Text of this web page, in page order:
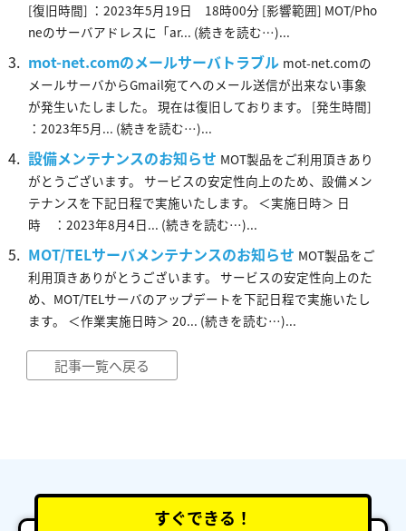
[復旧時間] ：2023年5月19日 18時00分 [影響範囲] MOT/Pho
neのサーバアドレスに「ar... (続きを読む…)...
mot-net.comのメールサーバトラブル mot-net.comの
メールサーバからGmail宛てへのメール送信が出来ない事象
が発生いたしました。 現在は復旧しております。 [発生時間]
：2023年5月... (続きを読む…)...
設備メンテナンスのお知らせ MOT製品をご利用頂きあり
がとうございます。 サービスの安定性向上のため、設備メン
テナンスを下記日程で実施いたします。 ＜実施日時＞ 日
時 ：2023年8月4日... (続きを読む…)...
MOT/TELサーバメンテナンスのお知らせ MOT製品をご
利用頂きありがとうございます。 サービスの安定性向上のた
め、MOT/TELサーバのアップデートを下記日程で実施いたし
ます。 ＜作業実施日時＞ 20... (続きを読む…)...
記事一覧へ戻る
すぐできる！